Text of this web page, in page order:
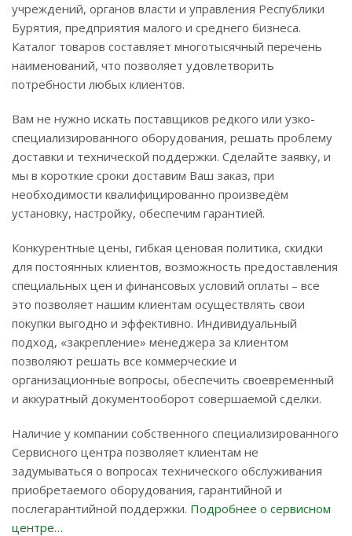
учреждений, органов власти и управления Республики
Бурятия, предприятия малого и среднего бизнеса.
Каталог товаров составляет многотысячный перечень
наименований, что позволяет удовлетворить
потребности любых клиентов.
Вам не нужно искать поставщиков редкого или узко-
специализированного оборудования, решать проблему
доставки и технической поддержки. Сделайте заявку, и
мы в короткие сроки доставим Ваш заказ, при
необходимости квалифицированно произведём
установку, настройку, обеспечим гарантией.
Конкурентные цены, гибкая ценовая политика, скидки
для постоянных клиентов, возможность предоставления
специальных цен и финансовых условий оплаты – все
это позволяет нашим клиентам осуществлять свои
покупки выгодно и эффективно. Индивидуальный
подход, «закрепление» менеджера за клиентом
позволяют решать все коммерческие и
организационные вопросы, обеспечить своевременный
и аккуратный документооборот совершаемой сделки.
Наличие у компании собственного специализированного
Сервисного центра позволяет клиентам не
задумываться о вопросах технического обслуживания
приобретаемого оборудования, гарантийной и
послегарантийной поддержки. Подробнее о сервисном
центре…